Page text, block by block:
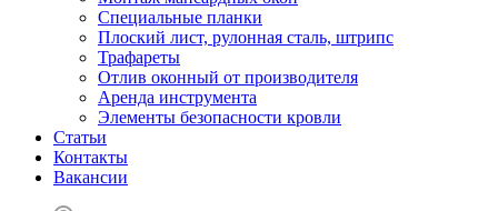
Специальные планки
Плоский лист, рулонная сталь, штрипс
Трафареты
Отлив оконный от производителя
Аренда инструмента
Элементы безопасности кровли
Статьи
Контакты
Вакансии